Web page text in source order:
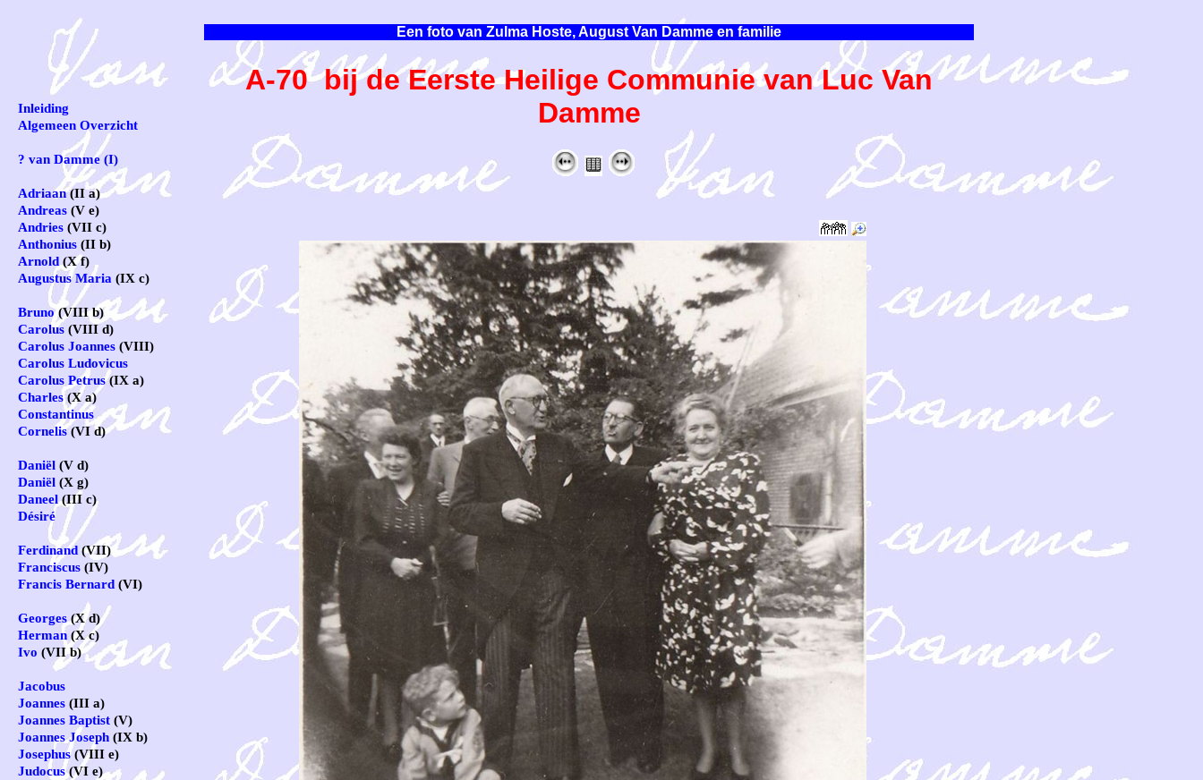
Een foto van Zulma Hoste, August Van Damme en familie
A-70 bij de Eerste Heilige Communie van Luc Van
Damme
Inleiding
Algemeen Overzicht
? van Damme (I)
Adriaan(II a)
Andreas (V e)
Andries (VII c)
Anthonius (II b)
Arnold (X f)
Augustus Maria (IX c)
Bruno(VIII b)
Carolus (VIII d)
Carolus Joannes (VIII)
Carolus Ludovicus
Carolus Petrus(IX a)
Charles(X a)
Constantinus
Cornelis(VI d)
Daniël (V d)
Daniël (X g)
Daneel(III c)
Désiré
Ferdinand (VII)
Franciscus (IV)
Francis Bernard (VI)
Georges (X d)
Herman (X c)
Ivo (VII b)
Jacobus
Joannes (III a)
Joannes Baptist (V)
Joannes Joseph (IX b)
Josephus(VIII e)
Judocus(VI e)